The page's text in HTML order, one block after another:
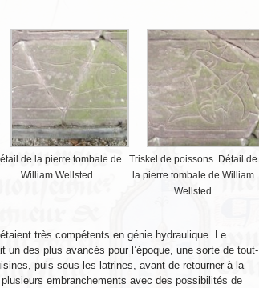
de la pierre tombale de
William Wellsted
Triskel de poissons. Détail de
la pierre tombale de William
Wellsted
très compétents en génie hydraulique. Le
des plus avancés pour l’époque, une sorte de tout-
puis sous les latrines, avant de retourner à la
embranchements avec des possibilités de